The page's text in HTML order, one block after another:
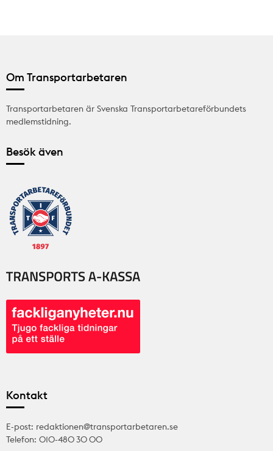
Om Transportarbetaren
Transportarbetaren är Svenska Transportarbetareförbundets
medlemstidning.
Besök även
Kontakt
E-post: redaktionen@transportarbetaren.se
Telefon: 010-480 30 00